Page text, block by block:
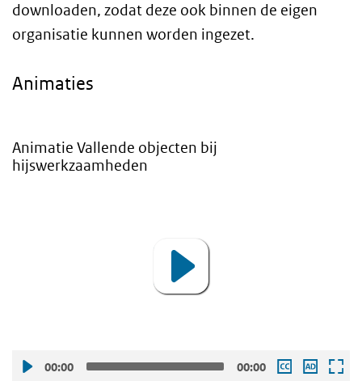
downloaden, zodat deze ook binnen de eigen
organisatie kunnen worden ingezet.
Animaties
Animatie Vallende objecten bij
hijswerkzaamheden
00:00 00:00